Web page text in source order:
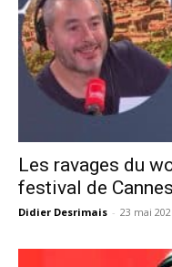
Les ravages du
festival de Cannes
Didier Desrimais - 23 mai